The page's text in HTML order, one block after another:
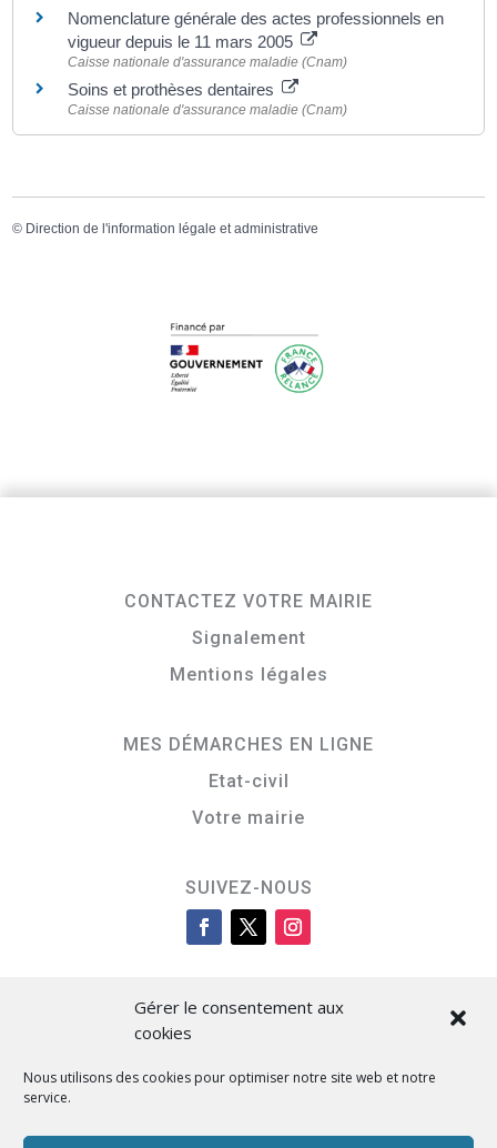
Gérer le consentement aux
cookies
Nous utilisons des cookies pour optimiser notre site web et notre
service.
Nomenclature générale des actes professionnels en
vigueur depuis le 11 mars 2005
Caisse nationale d'assurance maladie (Cnam)
Soins et prothèses dentaires
Caisse nationale d'assurance maladie (Cnam)
© Direction de l'information légale et administrative
CONTACTEZ VOTRE MAIRIE
Signalement
Mentions légales
MES DÉMARCHES EN LIGNE
Etat-civil
Votre mairie
SUIVEZ-NOUS
Cità di L’Isula